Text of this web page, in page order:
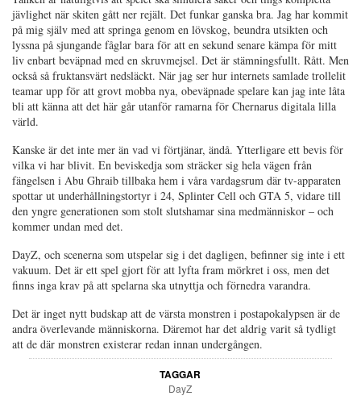
jävlighet när skiten gått ner rejält. Det funkar ganska bra. Jag har kommit
på mig själv med att springa genom en lövskog, beundra utsikten och
lyssna på sjungande fåglar bara för att en sekund senare kämpa för mitt
liv enbart beväpnad med en skruvmejsel. Det är stämningsfullt. Rått. Men
också så fruktansvärt nedsläckt. När jag ser hur internets samlade trollelit
teamar upp för att grovt mobba nya, obeväpnade spelare kan jag inte låta
bli att känna att det här går utanför ramarna för Chernarus digitala lilla
värld.
Kanske är det inte mer än vad vi förtjänar, ändå. Ytterligare ett bevis för
vilka vi har blivit. En beviskedja som sträcker sig hela vägen från
fängelsen i Abu Ghraib tillbaka hem i våra vardagsrum där tv-apparaten
spottar ut underhållningstortyr i 24, Splinter Cell och GTA 5, vidare till
den yngre generationen som stolt slutshamar sina medmänniskor – och
kommer undan med det.
DayZ, och scenerna som utspelar sig i det dagligen, befinner sig inte i ett
vakuum. Det är ett spel gjort för att lyfta fram mörkret i oss, men det
finns inga krav på att spelarna ska utnyttja och förnedra varandra.
Det är inget nytt budskap att de värsta monstren i postapokalypsen är de
andra överlevande människorna. Däremot har det aldrig varit så tydligt
att de där monstren existerar redan innan undergången.
TAGGAR
DayZ